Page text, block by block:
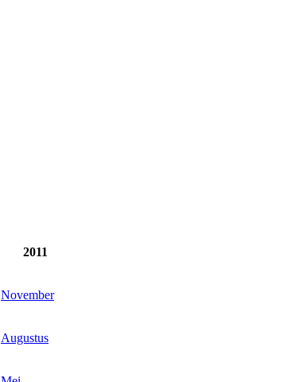
2011
November
Augustus